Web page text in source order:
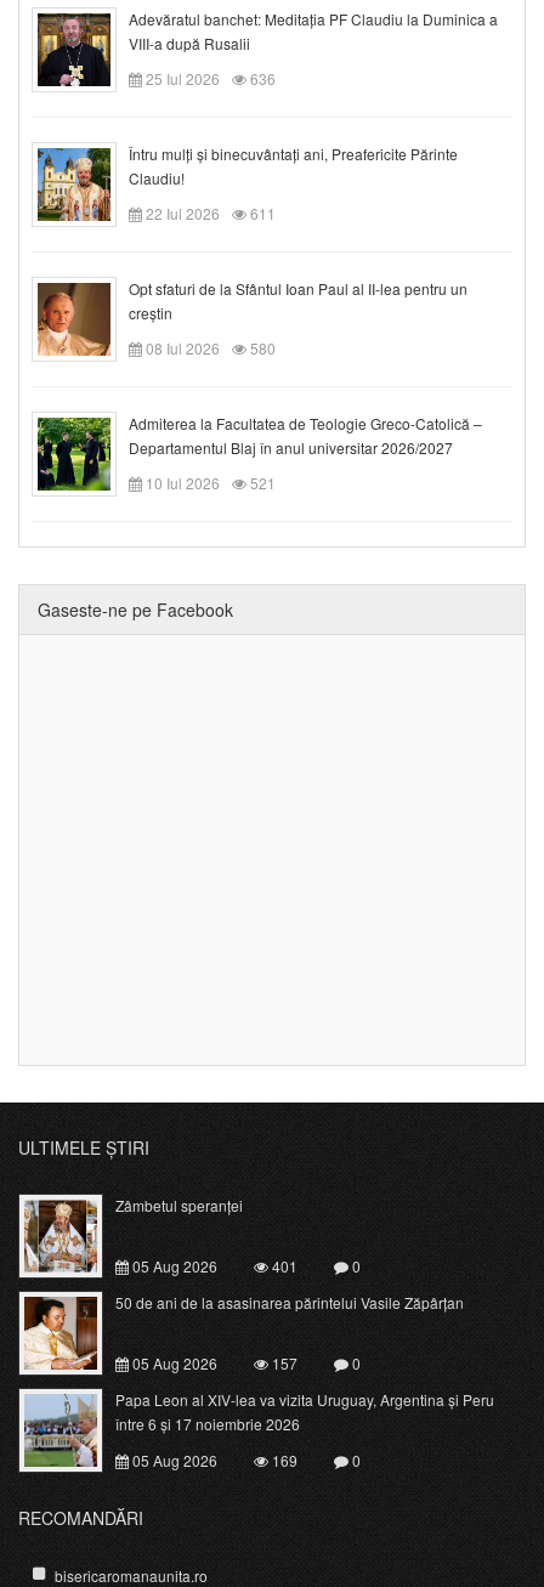
Adevăratul banchet: Meditația PF Claudiu la Duminica a
VIII-a după Rusalii
25 Iul 2026
636
Întru mulți și binecuvântați ani, Preafericite Părinte
Claudiu!
22 Iul 2026
611
Opt sfaturi de la Sfântul Ioan Paul al II-lea pentru un
creștin
08 Iul 2026
580
Admiterea la Facultatea de Teologie Greco-Catolică –
Departamentul Blaj în anul universitar 2026/2027
10 Iul 2026
521
Gaseste-ne pe Facebook
ULTIMELE ȘTIRI
Zâmbetul speranței
05 Aug 2026 401
0
50 de ani de la asasinarea părintelui Vasile Zăpârțan
05 Aug 2026 157
0
Papa Leon al XIV-lea va vizita Uruguay, Argentina și Peru
între 6 și 17 noiembrie 2026
05 Aug 2026
169 0
RECOMANDĂRI
bisericaromanaunita.ro